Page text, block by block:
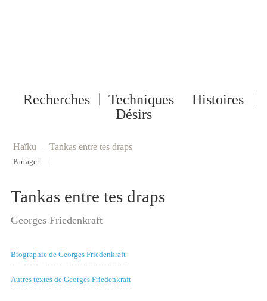
Recherches Techniques
Histoires
Désirs
Haïku – Tankas entre tes draps
Partager
Tankas entre tes draps
Georges Friedenkraft
Biographie de Georges Friedenkraft
Autres textes de Georges Friedenkraft